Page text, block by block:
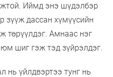
Иймд энэ шүдэлбэр
зүүж дассан хүмүүсийн
төрүүлдэг. Амнаас нэг
шиг гэж тэд зүйрэлдэг.
нь үйлдвэртээ тунг нь